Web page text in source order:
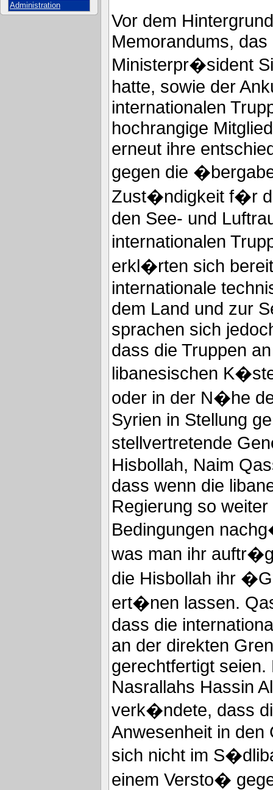
Administration
Vor dem
Memorandums, das
Ministerpr�sident
hatte, sowie der
internationalen
hochrangige
erneut ihre
gegen die
Zust�ndigkeit f�r
den See- und
internationalen
erkl�rten sich
internationale
dem Land und zur
sprachen sich
dass die Truppen
libanesischen
oder in der N�he
Syrien in Stellung
stellvertretende
Hisbollah, Naim
dass wenn die
Regierung so
Bedingungen
was man ihr
die Hisbollah ihr
ert�nen lassen.
dass die
an der direkten
gerechtfertigt seien.
Nasrallahs Hassin
verk�ndete, dass
Anwesenheit in den
sich nicht im
einem Versto�